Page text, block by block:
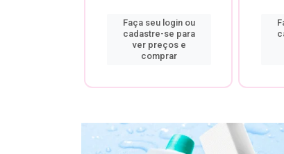
Faça seu login ou
cadastre-se para
ver preços e
comprar